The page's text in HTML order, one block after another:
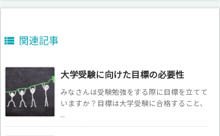
 関連記事
大学受験に向けた目標の必要性
みなさんは受験勉強をする際に目標を立てて
いますか？目標は大学受験に合格すること、
...